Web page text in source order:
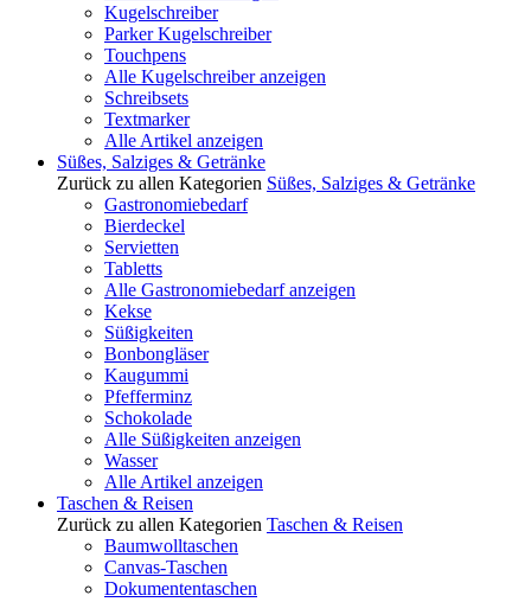
Kugelschreiber
Parker Kugelschreiber
Touchpens
Alle Kugelschreiber anzeigen
Schreibsets
Textmarker
Alle Artikel anzeigen
Süßes, Salziges & Getränke
Zurück zu allen Kategorien Süßes, Salziges & Getränke
Gastronomiebedarf
Bierdeckel
Servietten
Tabletts
Alle Gastronomiebedarf anzeigen
Kekse
Süßigkeiten
Bonbongläser
Kaugummi
Pfefferminz
Schokolade
Alle Süßigkeiten anzeigen
Wasser
Alle Artikel anzeigen
Taschen & Reisen
Zurück zu allen Kategorien Taschen & Reisen
Baumwolltaschen
Canvas-Taschen
Dokumententaschen